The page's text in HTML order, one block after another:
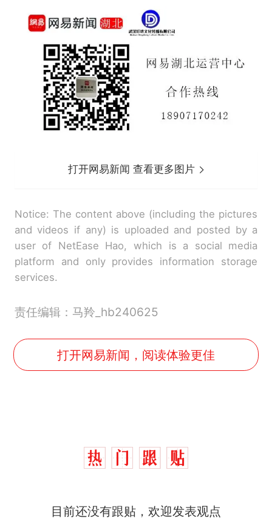
打开网易新闻 查看更多图片
Notice: The content above (including the pictures
and videos if any) is uploaded and posted by a
user of NetEase Hao, which is a social media
platform and only provides information storage
services.
责任编辑：马羚_hb240625
打开网易新闻，阅读体验更佳
目前还没有跟贴，欢迎发表观点